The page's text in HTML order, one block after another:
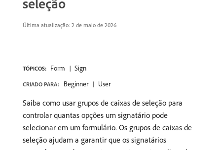
Última atualização: 2 de maio de 2026
TÓPICOS: Form Sign
CRIADO PARA: Beginner User
Saiba como usar grupos de caixas de seleção para
controlar quantas opções um signatário pode
selecionar em um formulário. Os grupos de caixas de
seleção ajudam a garantir que os signatários